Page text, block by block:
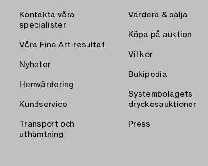
Kontakta våra
specialister
Våra Fine Art-resultat
Nyheter
Hemvärdering
Kundservice
Transport och
uthämtning
Värdera & sälja
Köpa på auktion
Villkor
Bukipedia
Systembolagets
dryckesauktioner
Press